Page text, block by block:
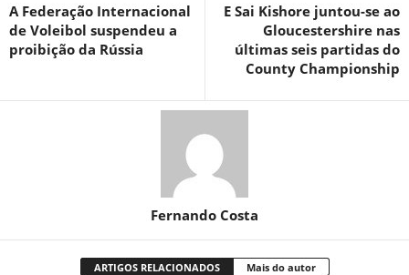
A Federação Internacional
de Voleibol suspendeu a
proibição da Rússia
E Sai Kishore juntou-se ao
Gloucestershire nas
últimas seis partidas do
County Championship
Fernando Costa
ARTIGOS RELACIONADOS Mais do autor